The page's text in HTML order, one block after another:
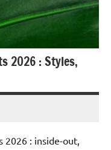
2026 : Styles,
2026 : inside-out,